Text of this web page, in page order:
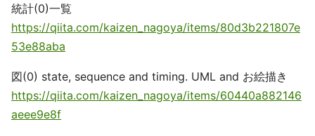
統計(0)一覧
https://qiita.com/kaizen_nagoya/items/80d3b221807e
53e88aba
図(0) state, sequence and timing. UML and お絵描き
https://qiita.com/kaizen_nagoya/items/60440a882146
aeee9e8f